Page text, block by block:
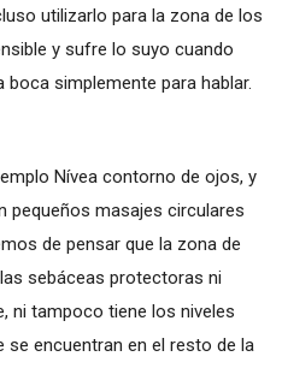
utilizarlo para la zona de los
y sufre lo suyo cuando
simplemente para hablar.
Nívea contorno de ojos, y
pequeños masajes circulares
de pensar que la zona de
sebáceas protectoras ni
ni tampoco tiene los niveles
se encuentran en el resto de la